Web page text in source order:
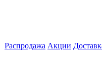
Распродажа Акции